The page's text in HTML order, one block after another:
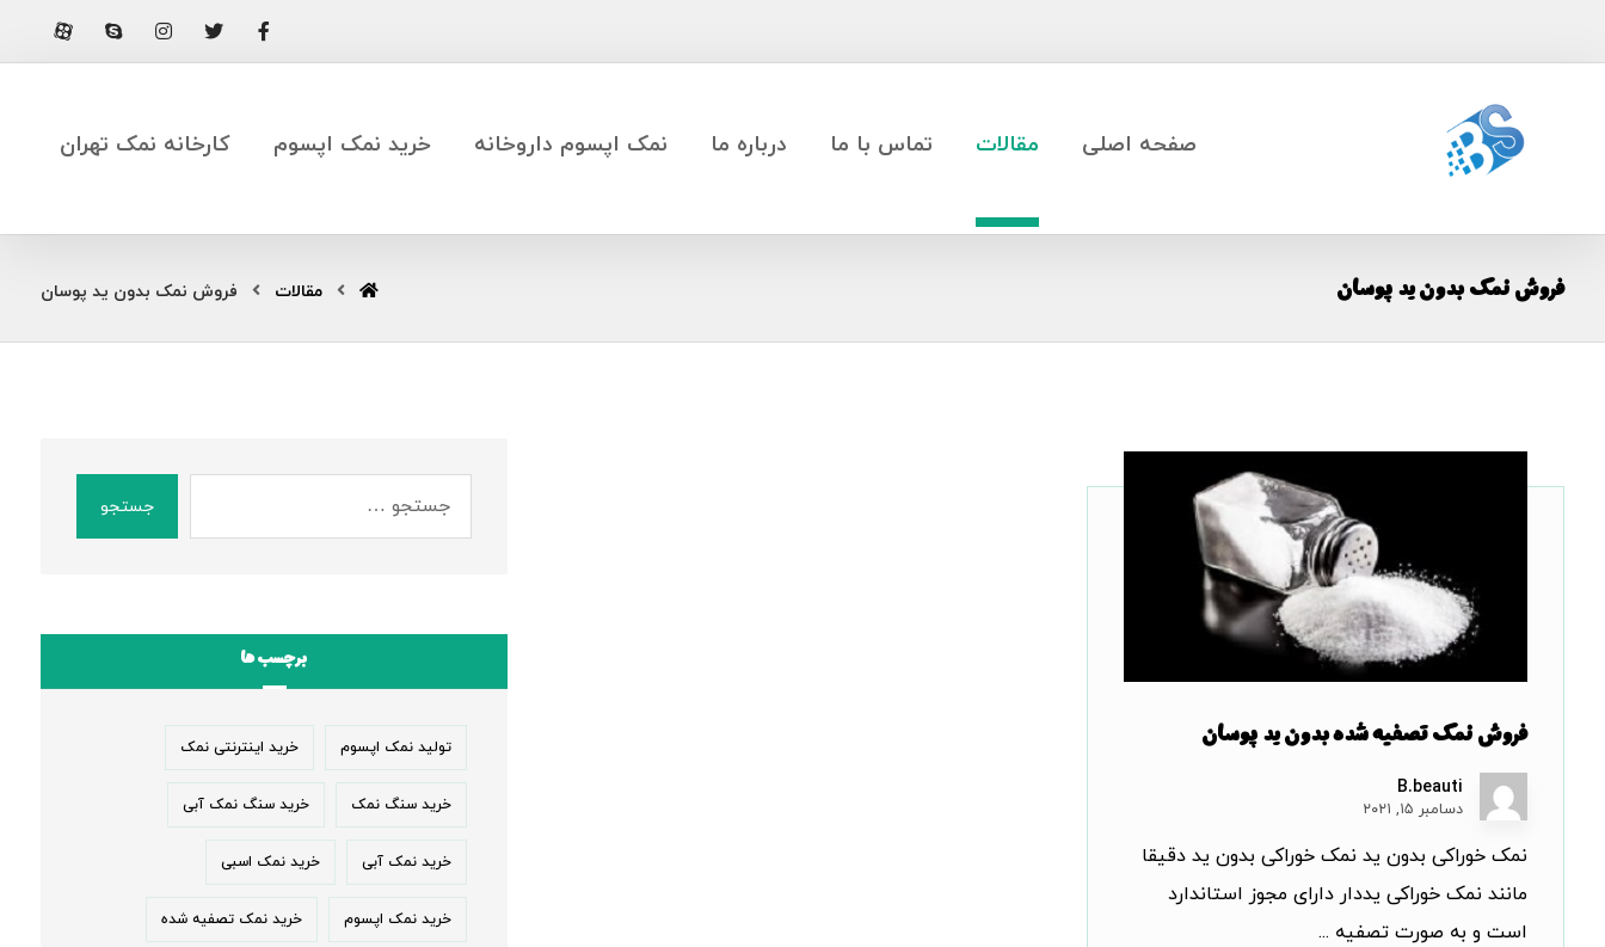
صفحه اصلی مقالات تماس با ما درباره ما نمک اپسوم داروخانه خرید نمک اپسوم کارخانه نمک تهران
فروش نمک بدون ید پوسان مقالات فروش نمک بدون ید پوسان
فروش نمک تصفیه شده بدون ید پوسان
B.beauti
دسامبر ۱۵, ۲۰۲۱
نمک خوراکی بدون ید نمک خوراکی بدون ید دقیقا
مانند نمک خوراکی یددار دارای مجوز استاندارد
است و به صورت تصفیه ...
جستجو
برچسب ها
تولید نمک اپسوم خرید اینترنتی نمک
خرید سنگ نمک خرید سنگ نمک آبی
خرید نمک آبی خرید نمک اسبی
خرید نمک اپسوم خرید نمک تصفیه شده